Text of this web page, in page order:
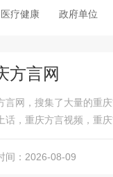
医疗健康 政府单位
方言网
言网，搜集了大量的重
话，重庆方言视频，重
间：2026-08-09